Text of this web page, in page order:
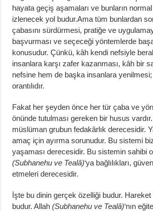
hayata geçiş aşamaları ve bunların normal
izlenecek yol budur.Ama tüm bunlardan
çabasını sürdürmesi, pratiğe ve
başvurması ve seçeceği yöntemlerde
konusudur. Çünkü, kâh kendi nefsiyle
insanlara karşı zafer kazanması, kâh bir
nefsine hem de başka insanlara
orantılıdır.
Fakat her şeyden önce her tür çaba ve
önünde tutulması gereken bir husus
müslüman grubun fedakârlık derecesidir.
amaç için ayırma sorunudur. Bu sistemi
yaşaması derecesidir. Bu sistemin sahibi
(Subhanehu ve Tealâ)‘ya bağlılıkları,
etmeleri derecesidir.
İşte bu dinin gerçek özelliği budur. Hareket
budur. Allah(Subhanehu ve Tealâ)‘nın